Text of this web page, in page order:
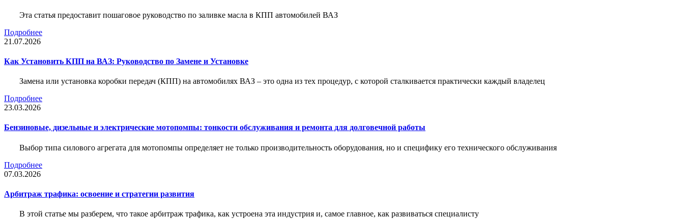
Эта статья предоставит пошаговое руководство по заливке масла в КПП автомобилей ВАЗ
Подробнее
21.07.2026
Как Установить КПП на ВАЗ: Руководство по Замене и Установке
Замена или установка коробки передач (КПП) на автомобилях ВАЗ – это одна из тех процедур, с которой сталкивается практически каждый владелец
Подробнее
23.03.2026
Бензиновые, дизельные и электрические мотопомпы: тонкости обслуживания и ремонта для долговечной работы
Выбор типа силового агрегата для мотопомпы определяет не только производительность оборудования, но и специфику его технического обслуживания
Подробнее
07.03.2026
Арбитраж трафика: освоение и стратегии развития
В этой статье мы разберем, что такое арбитраж трафика, как устроена эта индустрия и, самое главное, как развиваться специалисту